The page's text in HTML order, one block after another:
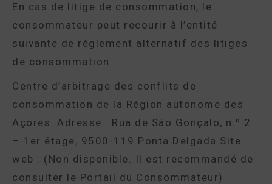
En cas de litige de consommation, le
consommateur peut recourir à l’entité
suivante de règlement alternatif des litiges
de consommation :
Centre d’arbitrage des conflits de
consommation de la Région autonome des
Açores. Adresse : Rua de São Gonçalo, n.º 2
– 1er étage, 9500-119 Ponta Delgada Site
web : (Non disponible. Il est recommandé de
consulter le Portail du Consommateur)